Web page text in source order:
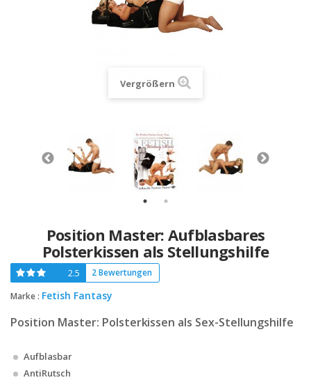
Vergrößern
Position Master: Aufblasbares
Polsterkissen als Stellungshilfe
2.5
2 Bewertungen
Marke : Fetish Fantasy
Position Master: Polsterkissen als Sex-Stellungshilfe
Aufblasbar
AntiRutsch